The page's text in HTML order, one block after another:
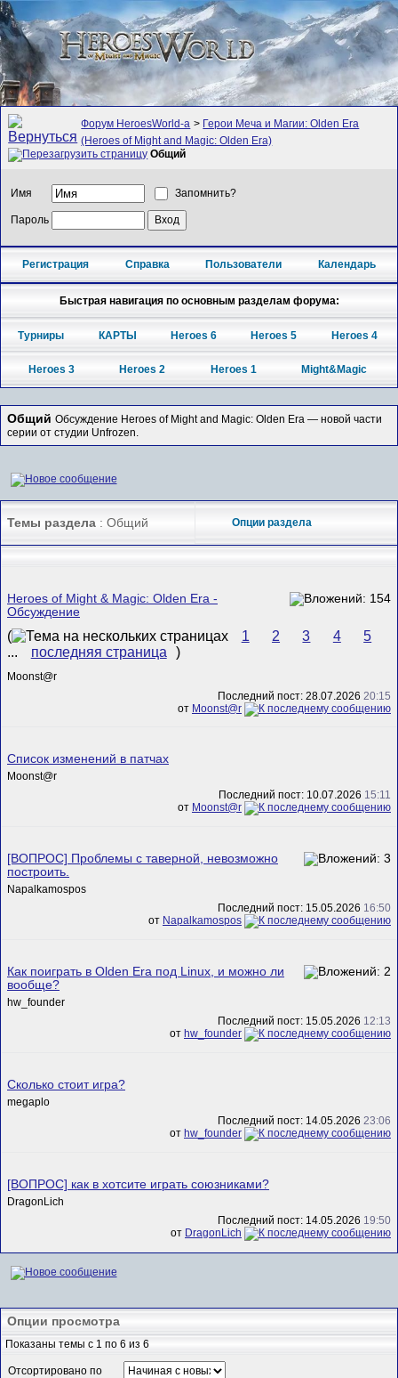
Форум HeroesWorld-а > Герои Меча и Магии: Olden Era
(Heroes of Might and Magic: Olden Era)
Общий
Имя Запомнить?
Пароль
Регистрация Справка Пользователи Календарь
Быстрая навигация по основным разделам форума:
Турниры КАРТЫ Heroes 6 Heroes 5 Heroes 4
Heroes 3 Heroes 2 Heroes 1 Might&Magic
Общий Обсуждение Heroes of Might and Magic: Olden Era — новой части
серии от студии Unfrozen.
Темы раздела : Общий Опции раздела
Heroes of Might & Magic: Olden Era -
Обсуждение
( 1 2 3 4
5
...
последняя страница )
Mооnst@r
Последний пост: 28.07.2026 20:15
от Mооnst@r
Список изменений в патчах
Mооnst@r
Последний пост: 10.07.2026 15:11
от Mооnst@r
[ВОПРОС] Проблемы с таверной, невозможно
построить.
Napalkamospos
Последний пост: 15.05.2026 16:50
от Napalkamospos
Как поиграть в Olden Era под Linux, и можно ли
вообще?
hw_founder
Последний пост: 15.05.2026 12:13
от hw_founder
Сколько стоит игра?
megaplo
Последний пост: 14.05.2026 23:06
от hw_founder
[ВОПРОС] как в хотсите играть союзниками?
DragonLich
Последний пост: 14.05.2026 19:50
от DragonLich
Опции просмотра
Показаны темы с 1 по 6 из 6
Отсортировано по